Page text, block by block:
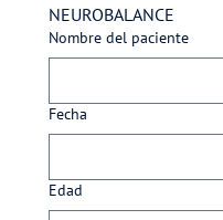
NEUROBALANCE
Nombre del paciente
Fecha
Edad